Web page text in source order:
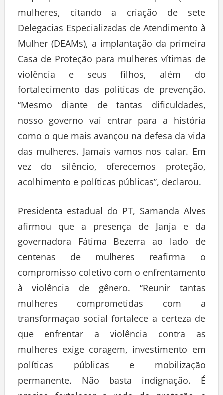
mulheres, citando a criação de sete
Delegacias Especializadas de Atendimento à
Mulher (DEAMs), a implantação da primeira
Casa de Proteção para mulheres vítimas de
violência e seus filhos, além do
fortalecimento das políticas de prevenção.
“Mesmo diante de tantas dificuldades,
nosso governo vai entrar para a história
como o que mais avançou na defesa da vida
das mulheres. Jamais vamos nos calar. Em
vez do silêncio, oferecemos proteção,
acolhimento e políticas públicas”, declarou.
Presidenta estadual do PT, Samanda Alves
afirmou que a presença de Janja e da
governadora Fátima Bezerra ao lado de
centenas de mulheres reafirma o
compromisso coletivo com o enfrentamento
à violência de gênero. “Reunir tantas
mulheres comprometidas com a
transformação social fortalece a certeza de
que enfrentar a violência contra as
mulheres exige coragem, investimento em
políticas públicas e mobilização
permanente. Não basta indignação. É